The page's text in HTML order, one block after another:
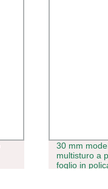
30 mm
multisturo a
foglio in